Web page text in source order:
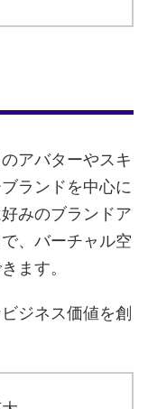
アバターやスキ
ランドを中心に
みのブランドア
、バーチャル空
ます。
ジネス価値を創